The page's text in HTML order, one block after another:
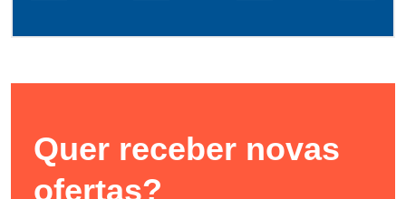
Quer receber novas
ofertas?